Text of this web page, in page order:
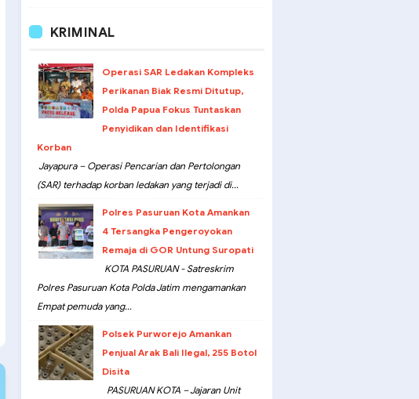
KRIMINAL
Operasi SAR Ledakan Kompleks
Perikanan Biak Resmi Ditutup,
Polda Papua Fokus Tuntaskan
Penyidikan dan Identifikasi
Korban
Jayapura – Operasi Pencarian dan Pertolongan
(SAR) terhadap korban ledakan yang terjadi di...
Polres Pasuruan Kota Amankan
4 Tersangka Pengeroyokan
Remaja di GOR Untung Suropati
KOTA PASURUAN - Satreskrim
Polres Pasuruan Kota Polda Jatim mengamankan
Empat pemuda yang...
Polsek Purworejo Amankan
Penjual Arak Bali Ilegal, 255 Botol
Disita
PASURUAN KOTA – Jajaran Unit